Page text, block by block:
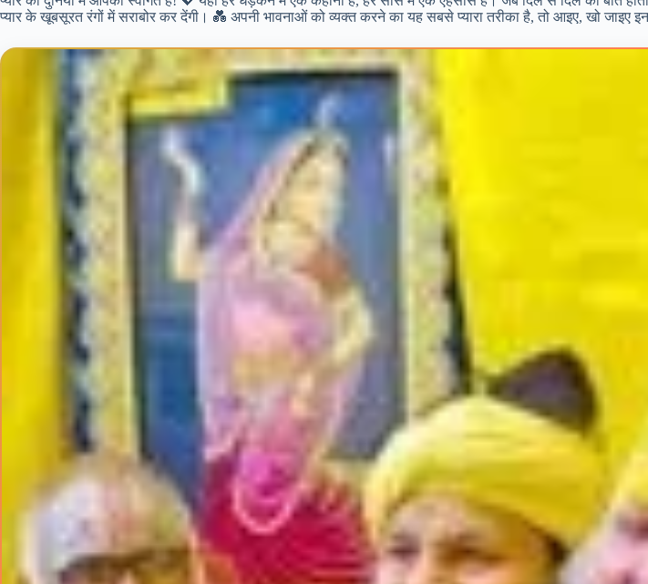
प्यार के खूबसूरत रंगों में सराबोर कर देंगी। 💑 अपनी भावनाओं को व्यक्त करने का यह सबसे प्यारा तरीका है, तो आइए, खो जाइए इन